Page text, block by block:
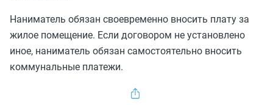
Наниматель обязан своевременно вносить плату за
жилое помещение. Если договором не установлено
иное, наниматель обязан самостоятельно вносить
коммунальные платежи.